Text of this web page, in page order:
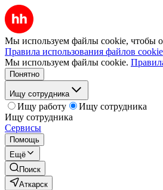
Мы используем файлы cookie, чтобы
Правила использования файлов cookie
Мы используем файлы cookie.
Понятно
Ищу сотрудника
Ищу работу
Ищу сотрудника
Ищу сотрудника
Сервисы
Помощь
Ещё
Поиск
Аткарск